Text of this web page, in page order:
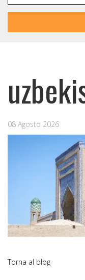
08 Agosto 2026
Torna al blog